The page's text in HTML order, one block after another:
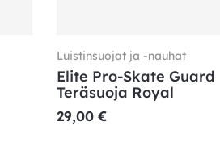
Luistinsuojat ja -nauhat
Elite Pro-Skate Guard
Teräsuoja Royal
29,00 €